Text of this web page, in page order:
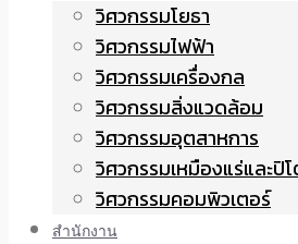
วิศวกรรมโยธา
วิศวกรรมไฟฟ้า
วิศวกรรมเครื่องกล
วิศวกรรมสิ่งแวดล้อม
วิศวกรรมอุตสาหการ
วิศวกรรมเหมืองแร่และปิ
วิศวกรรมคอมพิวเตอร์
สำนักงาน